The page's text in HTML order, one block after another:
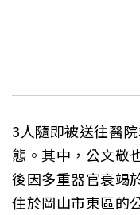
3人隨即被送往醫
態。其中，公文敬
後因多重器官衰竭
住於岡山市東區的